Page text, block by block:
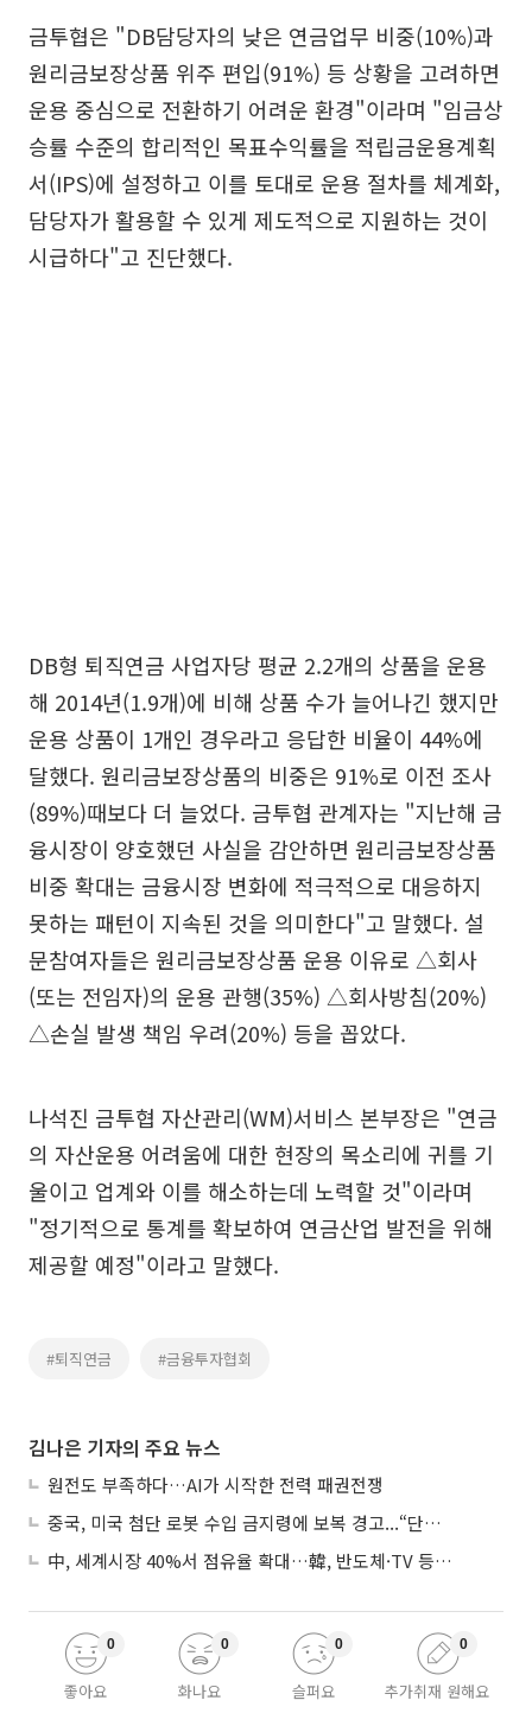
금투협은 "DB담당자의 낮은 연금업무 비중(10%)과
원리금보장상품 위주 편입(91%) 등 상황을 고려하면
운용 중심으로 전환하기 어려운 환경"이라며 "임금상
승률 수준의 합리적인 목표수익률을 적립금운용계획
서(IPS)에 설정하고 이를 토대로 운용 절차를 체계화,
담당자가 활용할 수 있게 제도적으로 지원하는 것이
시급하다"고 진단했다.
DB형 퇴직연금 사업자당 평균 2.2개의 상품을 운용
해 2014년(1.9개)에 비해 상품 수가 늘어나긴 했지만
운용 상품이 1개인 경우라고 응답한 비율이 44%에
달했다. 원리금보장상품의 비중은 91%로 이전 조사
(89%)때보다 더 늘었다. 금투협 관계자는 "지난해 금
융시장이 양호했던 사실을 감안하면 원리금보장상품
비중 확대는 금융시장 변화에 적극적으로 대응하지
못하는 패턴이 지속된 것을 의미한다"고 말했다. 설
문참여자들은 원리금보장상품 운용 이유로 △회사
(또는 전임자)의 운용 관행(35%) △회사방침(20%)
△손실 발생 책임 우려(20%) 등을 꼽았다.
나석진 금투협 자산관리(WM)서비스 본부장은 "연금
의 자산운용 어려움에 대한 현장의 목소리에 귀를 기
울이고 업계와 이를 해소하는데 노력할 것"이라며
"정기적으로 통계를 확보하여 연금산업 발전을 위해
제공할 예정"이라고 말했다.
#퇴직연금 #금융투자협회
김나은 기자의 주요 뉴스
원전도 부족하다…AI가 시작한 전력 패권전쟁
중국, 미국 첨단 로봇 수입 금지령에 보복 경고...“단호히 대응”
中, 세계시장 40%서 점유율 확대…韓, 반도체·TV 등 4개 품목 1위
좋아요
0
화나요
0
슬퍼요
0
추가취재 원해요
0